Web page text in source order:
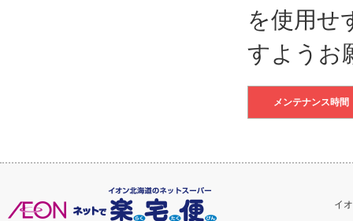
を使用せ
すようお
メンテナンス時間
イ